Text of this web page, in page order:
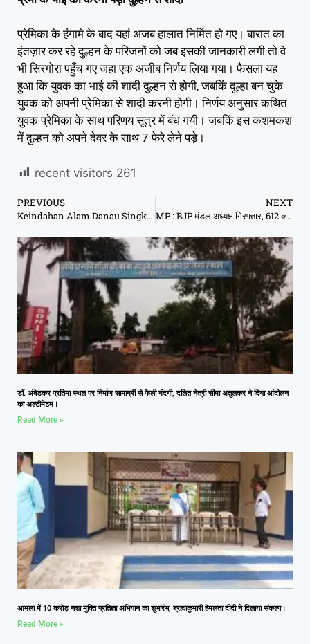
प्रेमिका के हंगामे के बाद यहां अजब हालात निर्मित हो गए। बारात का
इंतज़ार कर रहे दुल्हन के परिजनों को जब इसकी जानकारी लगी तो वे
भी सिरगोरा पहुँच गए जहा एक अजीब निर्णय लिया गया। फैसला यह
हुआ कि युवक का भाई की शादी दुल्हन से होगी, जबकिं दूल्हा बन चुके
युवक को अपनी प्रेमिका से शादी करनी होगी। निर्णय अनुसार कथित
युवक प्रेमिका के साथ परिणय सूत्र में बंध गयी। जबकिं इस कशमकश
में दुल्हन को अपने देवर के साथ 7 फेरे लेने पड़े।
recent visitors 261
PREVIOUS
Keindahan Alam Danau Singkarak dan Tradisi Pacu Jawi Minang yang Memikat
NEXT
MP : BJP मंडल अध्यक्ष गिरफ्तार, 612 क्वार्टर अवैध शराब पकड़ी
डॉ. अंबेडकर प्रतिमा स्थल पर निर्माण सामाग्री से फैली गंदगी, दलित नेत्री सीमा अतुलकर ने दिया आंदोलन
का अल्टीमेटम।
Read More »
आमला में 10 करोड़ नशा मुक्ति प्रतिज्ञा अभियान का शुभारंभ, ब्रह्माकुमारी हेमलता दीदी ने दिलाया संकल्प।
Read More »